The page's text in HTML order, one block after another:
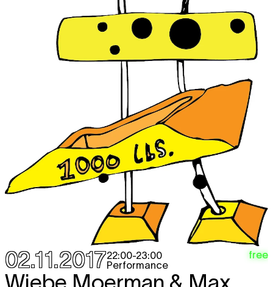
02.11.201722:00-23:00
Performance
free